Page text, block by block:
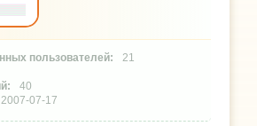
21
40
2007-07-17